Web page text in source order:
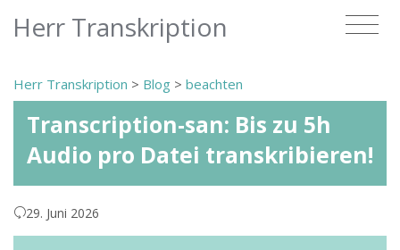
Herr Transkription
Herr Transkription > Blog > beachten
Transcription-san: Bis zu 5h
Audio pro Datei transkribieren!
29. Juni 2026